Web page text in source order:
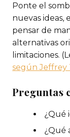
Ponte el
nuevas ideas,
pensar de
alternativas
limitaciones.
según Jeffrey
Preguntas
¿Qué
¿Qué